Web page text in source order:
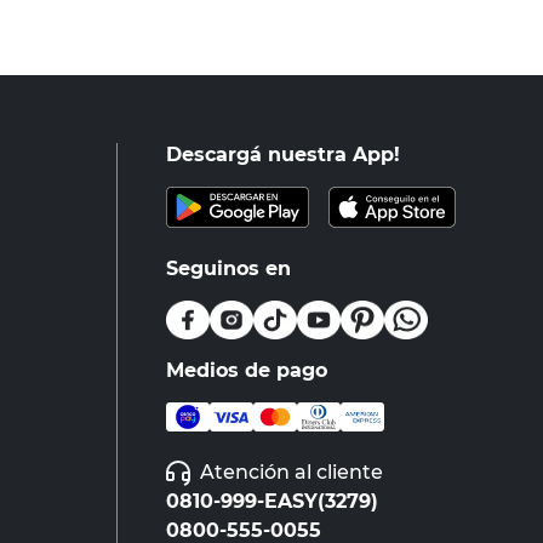
Descargá nuestra App!
Seguinos en
Medios de pago
Atención al cliente
0810-999-EASY(3279)
0800-555-0055